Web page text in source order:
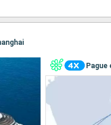
Pague